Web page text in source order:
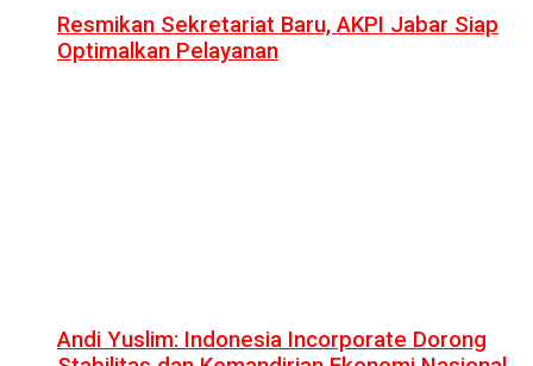
Resmikan Sekretariat Baru, AKPI Jabar Siap
Optimalkan Pelayanan
Andi Yuslim: Indonesia Incorporate Dorong